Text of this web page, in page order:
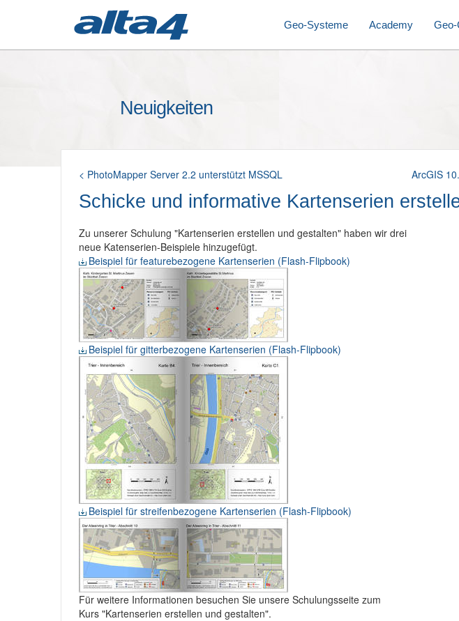
Geo-Systeme Academy Geo-
Neuigkeiten
ArcGIS
< PhotoMapper Server 2.2 unterstützt MSSQL
Schicke und informative Kartenserien
Zu unserer Schulung "Kartenserien erstellen und gestalten" haben wir drei
neue Katenserien-Beispiele hinzugefügt.
Beispiel für featurebezogene Kartenserien (Flash-Flipbook)
Beispiel für gitterbezogene Kartenserien (Flash-Flipbook)
Beispiel für streifenbezogene Kartenserien (Flash-Flipbook)
Für weitere Informationen besuchen Sie unsere Schulungsseite zum
Kurs "Kartenserien erstellen und gestalten".